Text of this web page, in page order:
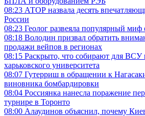
08:23 АТОР назвала десять
России
08:23 Геолог развеяла популярный миф
08:18 Володин призвал обратить
продажи вейпов в регионах
08:15 Раскрыто, что собирают для ВСУ
харьковского университета
08:07 Гутерриш в обращении к
виновника бомбардировки
08:04 Россиянка нанесла поражение
турнире в Торонто
08:00 Алаудинов объяснил, почему